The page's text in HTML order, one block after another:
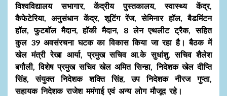
विश्वविद्यालय सभागार, केंद्रीय पुस्तकालय, स्वास्थ्य केंद्र,
कैफेटेरिया, अनुसंधान केंद्र, शूटिंग रेंज, सेमिनार हॉल, बैडमिंटन
हॉल, फुटबॉल मैदान, हॉकी मैदान, 8 लेन एथलीट ट्रैक, सहित
कुल 39 अवसंरचना घटक का विकास किया जा रहा है। बैठक में
खेल मंत्री रेखा आर्या, प्रमुख सचिव आ.के सुधांशु, सचिव शैलेश
बगौली, विशेष प्रमुख सचिव खेल अमित सिन्हा, निदेशक खेल दीप्ति
सिंह, संयुक्त निदेशक शक्ति सिंह, उप निदेशक नीरज गुप्ता,
सहायक निदेशक राजेश ममंगाई एवं अन्य लोग मौजूद रहे।